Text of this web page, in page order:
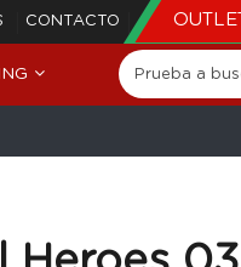
CONTACTO